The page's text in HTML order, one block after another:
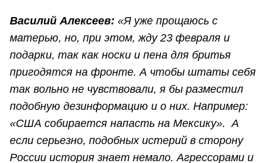
Василий Алексеев: «Я уже прощаюсь с
матерью, но, при этом, жду 23 февраля и
подарки, так как носки и пена для бритья
пригодятся на фронте. А чтобы штаты себя
так вольно не чувствовали, я бы разместил
подобную дезинформацию и о них. Например:
«США собирается напасть на Мексику». А
если серьезно, подобных истерий в сторону
России история знает немало. Агрессорами и